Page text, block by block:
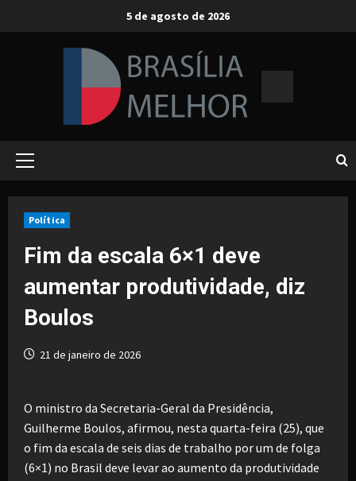
5 de agosto de 2026
Primary
Política
Fim da escala 6×1 deve
aumentar produtividade, diz
Boulos
21 de janeiro de 2026
O ministro da Secretaria-Geral da Presidência,
Guilherme Boulos, afirmou, nesta quarta-feira (25), que
o fim da escala de seis dias de trabalho por um de folga
(6×1) no Brasil deve levar ao aumento da produtividade